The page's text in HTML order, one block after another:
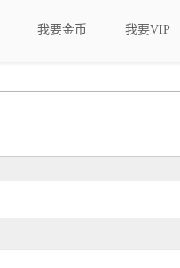
我要金币 我要VIP